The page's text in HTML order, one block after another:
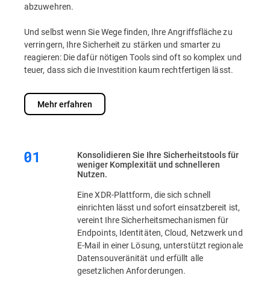
abzuwehren.
Und selbst wenn Sie Wege finden, Ihre Angriffsfläche zu
verringern, Ihre Sicherheit zu stärken und smarter zu
reagieren: Die dafür nötigen Tools sind oft so komplex und
teuer, dass sich die Investition kaum rechtfertigen lässt.
Mehr erfahren
Konsolidieren Sie Ihre Sicherheitstools für
weniger Komplexität und schnelleren
Nutzen.
Eine XDR-Plattform, die sich schnell
einrichten lässt und sofort einsatzbereit ist,
vereint Ihre Sicherheitsmechanismen für
Endpoints, Identitäten, Cloud, Netzwerk und
E-Mail in einer Lösung, unterstützt regionale
Datensouveränität und erfüllt alle
gesetzlichen Anforderungen.